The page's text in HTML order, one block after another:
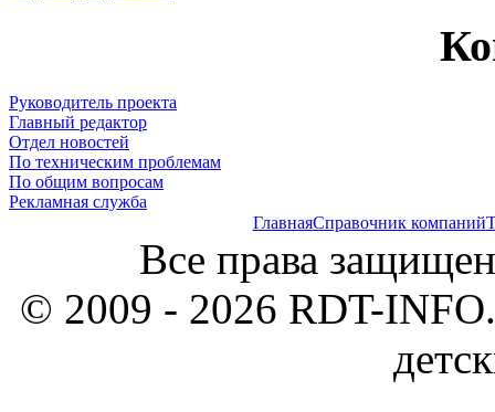
Руководитель проекта
Главный редактор
Отдел новостей
По техническим проблемам
По общим вопросам
Рекламная служба
ГлавнаяСправочник компаний
Все права
© 2009 - 2026 RDT-